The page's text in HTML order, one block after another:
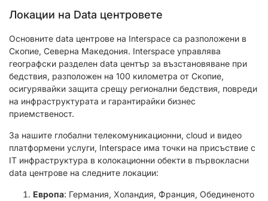
Локации на Data центровете
Основните data центрове на Interspace са разположени в
Скопие, Северна Македония. Interspace управлява
географски разделен data център за възстановяване при
бедствия, разположен на 100 километра от Скопие,
осигурявайки защита срещу регионални бедствия, повреди
на инфраструктурата и гарантирайки бизнес
приемственост.
За нашите глобални телекомуникационни, cloud и видео
платформени услуги, Interspace има точки на присъствие с
IT инфраструктура в колокационни обекти в първокласни
data центрове на следните локации:
Европа: Германия, Холандия, Франция, Обединеното